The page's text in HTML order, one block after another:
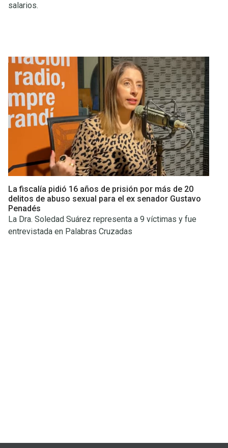
salarios.
La fiscalía pidió 16 años de prisión por más de 20
delitos de abuso sexual para el ex senador Gustavo
Penadés
La Dra. Soledad Suárez representa a 9 víctimas y fue
entrevistada en Palabras Cruzadas